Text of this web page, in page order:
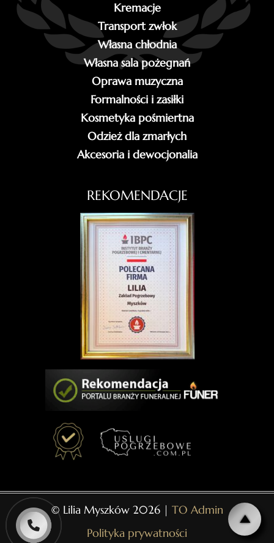
Kremacje
Transport zwłok
Własna chłodnia
Własna sala pożegnań
Oprawa muzyczna
Formalności i zasiłki
Kosmetyka pośmiertna
Odzież dla zmarłych
Akcesoria i dewocjonalia
REKOMENDACJE
© Lilia Myszków 2026 | TO Admin
Polityka prywatności